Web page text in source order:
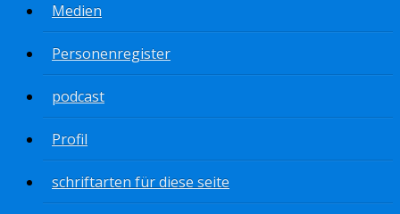
Medien
Personenregister
podcast
Profil
schriftarten für diese seite